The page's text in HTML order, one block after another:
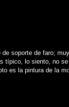
soporte de faro;
típico, lo siento, no
es la pintura de la